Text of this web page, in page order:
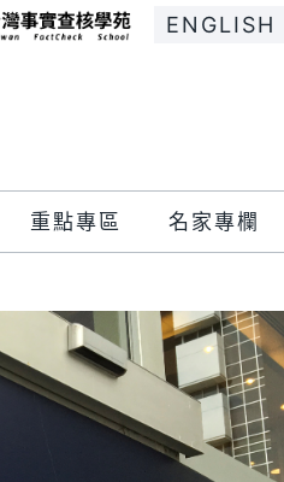
ENGLISH
重點專區 名家專欄